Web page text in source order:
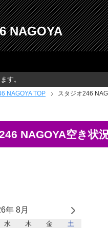
NAGOYA
す。
NAGOYA TOP スタジオ246
NAGOYA空き状
年 8月
水 木 金
土